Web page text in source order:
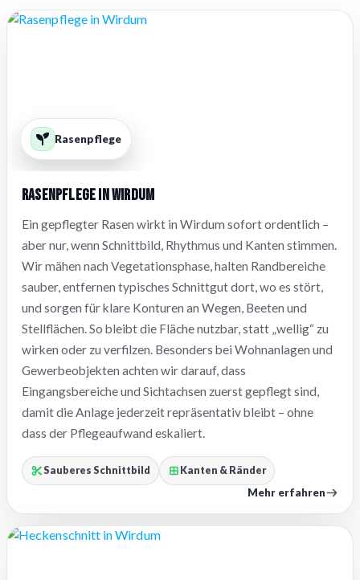
Rasenpflege
Rasenpflege in Wirdum
Ein gepflegter Rasen wirkt in Wirdum sofort ordentlich –
aber nur, wenn Schnittbild, Rhythmus und Kanten stimmen.
Wir mähen nach Vegetationsphase, halten Randbereiche
sauber, entfernen typisches Schnittgut dort, wo es stört,
und sorgen für klare Konturen an Wegen, Beeten und
Stellflächen. So bleibt die Fläche nutzbar, statt „wellig“ zu
wirken oder zu verfilzen. Besonders bei Wohnanlagen und
Gewerbeobjekten achten wir darauf, dass
Eingangsbereiche und Sichtachsen zuerst gepflegt sind,
damit die Anlage jederzeit repräsentativ bleibt – ohne
dass der Pflegeaufwand eskaliert.
Sauberes Schnittbild Kanten & Ränder
Mehr erfahren